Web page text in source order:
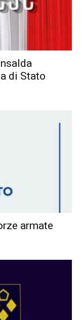
di Stato
armate